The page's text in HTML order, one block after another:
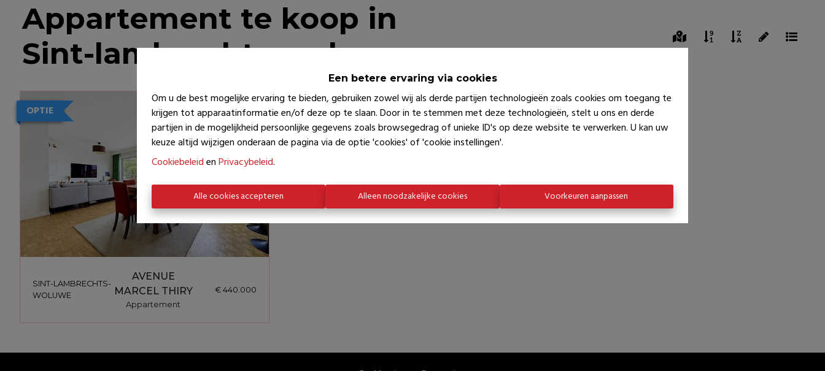
Een betere ervaring via cookies
Om u de best mogelijke ervaring te bieden, gebruiken zowel wij als derde partijen technologieën zoals cookies om toegang te
krijgen tot apparaatinformatie en/of deze op te slaan. Door in te stemmen met deze technologieën, stelt u ons en derde
partijen in de mogelijkheid persoonlijke gegevens zoals browsegedrag of unieke ID's op deze website te verwerken. U kan uw
keuze altijd wijzigen onderaan de pagina via de optie 'cookies' of 'cookie instellingen'.
CookiebeleidenPrivacybeleid.
Alle cookies accepteren Alleen noodzakelijke cookies Voorkeuren aanpassen
Appartement te koop in
Sint-lambrechts-woluwe
OPTIE
SINT-LAMBRECHTS-
WOLUWE
AVENUE
MARCEL THIRY
Appartement
€ 440.000